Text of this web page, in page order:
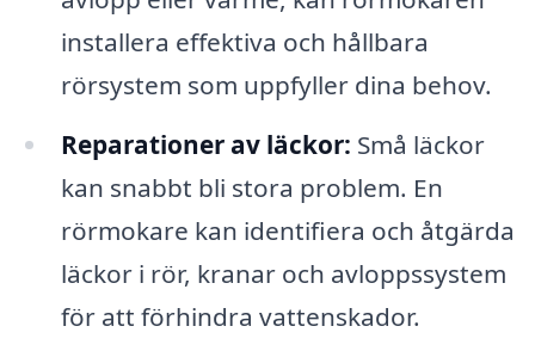
installera effektiva och hållbara
rörsystem som uppfyller dina behov.
Reparationer av läckor: Små läckor
kan snabbt bli stora problem. En
rörmokare kan identifiera och åtgärda
läckor i rör, kranar och avloppssystem
för att förhindra vattenskador.